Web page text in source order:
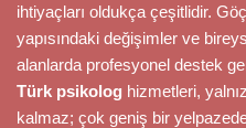
ihtiyaçları oldukça çeşitlidir.
yapısındaki değişimler ve
alanlarda profesyonel destek
Türk psikolog hizmetleri,
kalmaz; çok geniş bir